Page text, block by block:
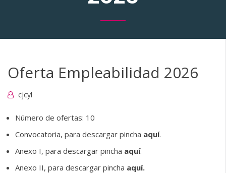
Oferta Empleabilidad 2026
cjcyl
Número de ofertas: 10
Convocatoria, para descargar pincha aquí.
Anexo I, para descargar pincha aquí.
Anexo II, para descargar pincha aquí.